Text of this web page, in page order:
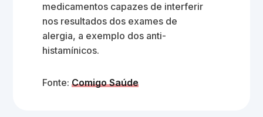
medicamentos capazes de interferir
nos resultados dos exames de
alergia, a exemplo dos anti-
histamínicos.
Fonte:Comigo Saúde